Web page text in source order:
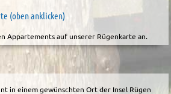
(oben anklicken)
Appartements auf unserer Rügenkarte an.
in einem gewünschten Ort der Insel Rügen